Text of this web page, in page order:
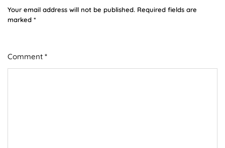
Your email address will not be published. Required fields are
marked *
Comment *